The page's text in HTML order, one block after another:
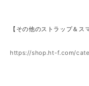
【その他のストラップ＆ス
https://shop.ht-f.com/